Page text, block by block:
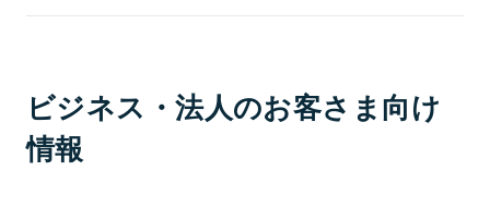
ビジネス・法人のお客さま向け
情報